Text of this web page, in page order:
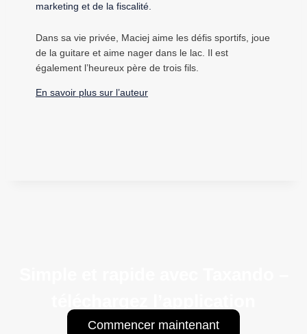
marketing et de la fiscalité.
Dans sa vie privée, Maciej aime les défis sportifs, joue
de la guitare et aime nager dans le lac. Il est
également l’heureux père de trois fils.
En savoir plus sur l’auteur
Commencer maintenant